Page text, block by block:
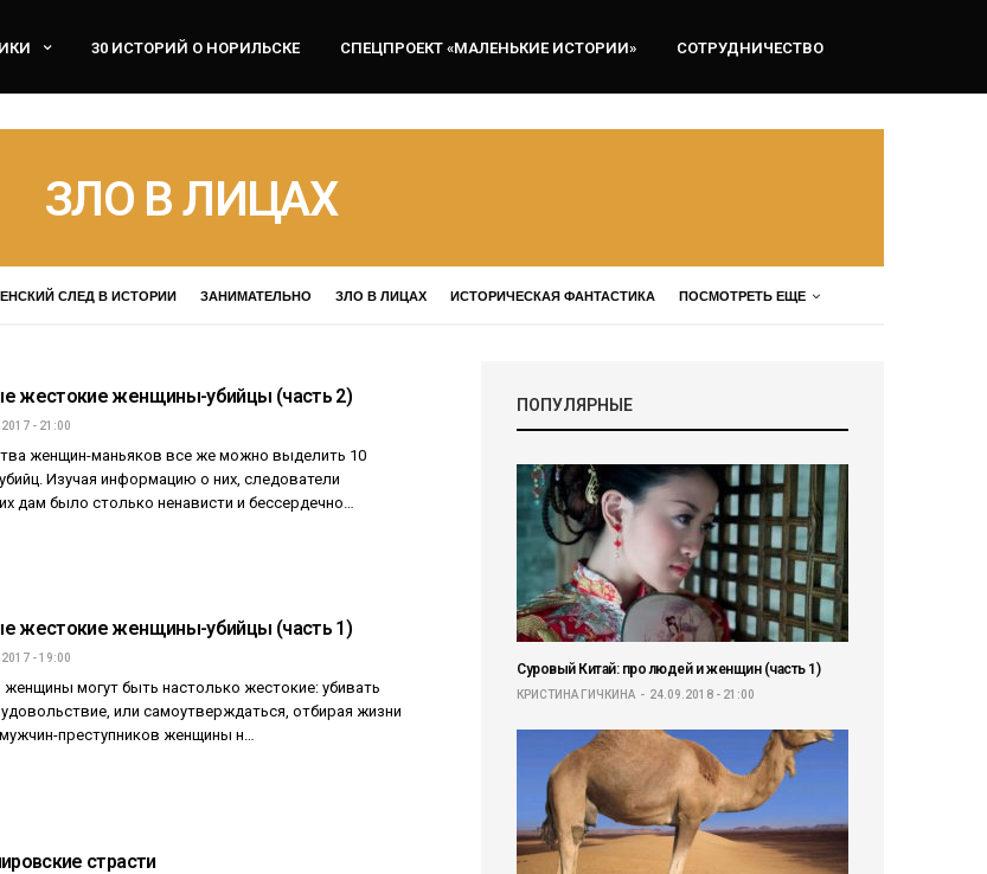
30 ИСТОРИЙ О НОРИЛЬСКЕ СПЕЦПРОЕКТ «МАЛЕНЬКИЕ ИСТОРИИ» СОТРУДНИЧЕСТВО
ЗЛО В ЛИЦАХ
СЛЕД В ИСТОРИИ ЗАНИМАТЕЛЬНО ЗЛО В ЛИЦАХ ИСТОРИЧЕСКАЯ ФАНТАСТИКА ПОСМОТРЕТЬ ЕЩЕ
жестокие женщины-убийцы (часть 2)
- 21:00
женщин-маньяков все же можно выделить 10
Изучая информацию о них, следователи
дам было столько ненависти и бессердечно…
жестокие женщины-убийцы (часть 1)
- 19:00
могут быть настолько жестокие: убивать
или самоутверждаться, отбирая жизни
преступников женщины н…
страсти
ПОПУЛЯРНЫЕ
Суровый Китай: про людей и женщин (часть 1)
КРИСТИНА ГИЧКИНА 24.09.2018 - 21:00